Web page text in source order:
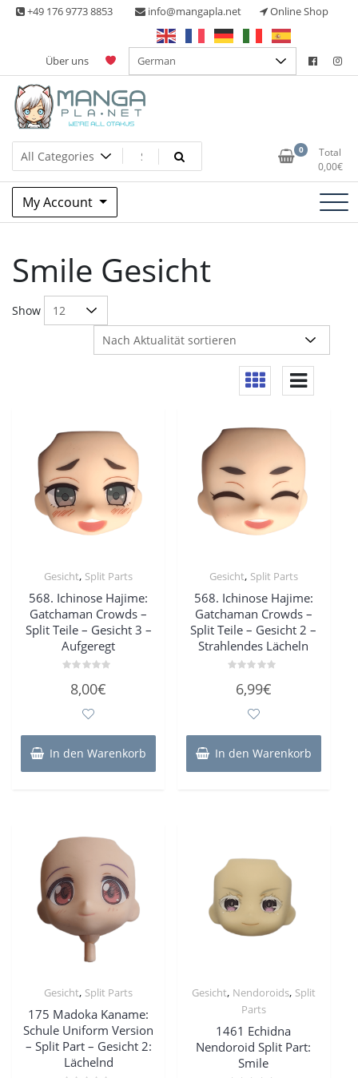
Skip +49 176 9773 8853 info@mangapla.net Online Shop
Über uns
Manga Planet
Split Part Online Shop 0
Total
0,00€
My Account
Smile Gesicht
Show
Gesicht, Split Parts
568. Ichinose Hajime:
Gatchaman Crowds –
Split Teile – Gesicht 3 –
Aufgeregt
mit8,00€
In den Warenkorb
Gesicht, Split Parts
568. Ichinose Hajime:
Gatchaman Crowds –
Split Teile – Gesicht 2 –
Strahlendes Lächeln
mit6,99€
In den Warenkorb
Gesicht, Split Parts
175 Madoka Kaname:
Schule Uniform Version
– Split Part – Gesicht 2:
Lächelnd
Gesicht, Nendoroids, Split
Parts
1461 Echidna
Nendoroid Split Part:
Smile